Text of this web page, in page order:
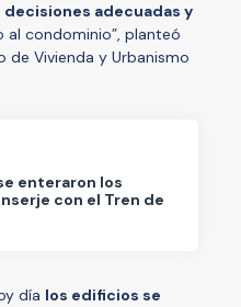
adecuadas y
al condominio”, planteó
de Vivienda y Urbanismo
enteraron los
con el Tren de
día los edificios se